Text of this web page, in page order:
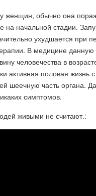
женщин, обычно она
начальной стадии.
ухудшается при
В медицине
человечества в
половая жизнь
шеечную часть органа.
симптомов.
живыми не считают.: